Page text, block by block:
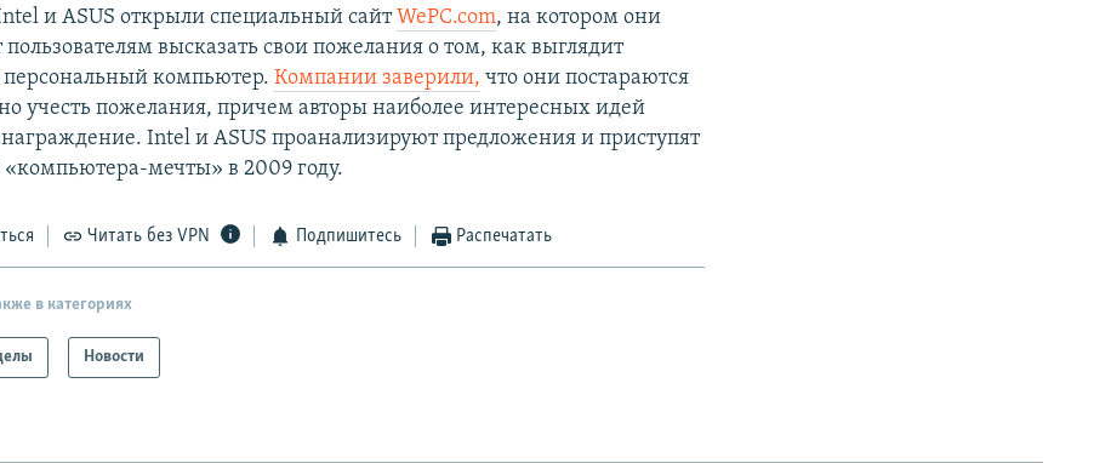
и ASUS открыли специальный сайт WePC.com, на котором они
пользователям высказать свои пожелания о том, как выглядит
компьютер.Компании заверили, что они постараются
учесть пожелания, причем авторы наиболее интересных идей
Intel и ASUS проанализируют предложения и приступят
мечты» в 2009 году.
Читать без VPN Подпишитесь Распечатать
в категориях
Новости